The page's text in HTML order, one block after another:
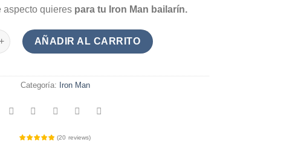
aspecto quieres para tu Iron Man bailarín.
Man Bailarín cantidad
AÑADIR AL CARRITO
Categoría: Iron Man
(20 reviews)